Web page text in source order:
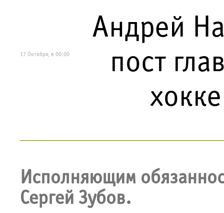
17 Октября, в 00:00
Андрей
пост
Исполняющим
Сергей Зубов.